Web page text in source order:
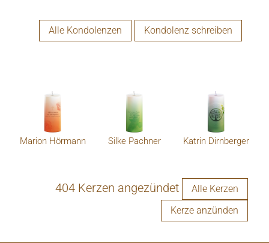
Alle Kondolenzen Kondolenz schreiben
Marion Hörmann Silke Pachner Katrin Dirnberger
404 Kerzen angezündet
Alle Kerzen
Kerze anzünden